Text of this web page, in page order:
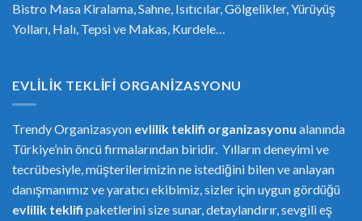
Bistro Masa Kiralama, Sahne, Isıtıcılar, Gölgelikler, Yürüyüş
Yolları, Halı, Tepsi ve Makas, Kurdele…
EVLILIK TEKLIFI ORGANIZASYONU
Trendy Organizasyon evlilik teklifi organizasyonu alanında
Türkiye’nin öncü firmalarından biridir. Yılların deneyimi ve
tecrübesiyle, müşterilerimizin ne istediğini bilen ve anlayan
danışmanımız ve yaratıcı ekibimiz, sizler için uygun gördüğü
evlilik teklifi paketlerini size sunar, detaylandırır, sevgili eş